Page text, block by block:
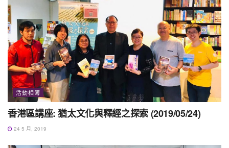
活動相簿
香港區講座: 猶太文化與釋經之探索 (2019/05/24)
24 5 月, 2019